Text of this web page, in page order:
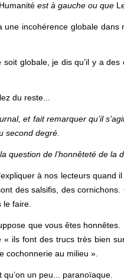
est à gauche ou que
une incohérence globale
globale, je dis qu’il y a
du reste...
et fait remarquer qu’il
second degré.
question de l’honnêteté de la
à nos lecteurs quand
des salsifis, des
le faire.
que vous êtes
ils font des trucs très bien
cochonnerie au milieu ».
un peu... paranoïaque.